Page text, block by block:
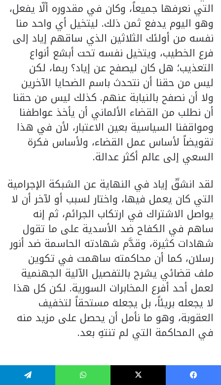
التي نعرفها جميعاً، وكان في مقدوره ألّا يفعل،
وهو اليوم يدفع ثمن ذلك. ليتخيل أي واحد منا
نفسه من أولئك الثلاثين الذي ساقهم إياد إلى
فرع الخطيب، ويتخيل نفسه تحت أبشع أنواع
التعذيب؛ هل كان ليصفح عن إياد؟ ربما، لكن
ليس من حقنا أن نتحدث باسم الضحايا الآخرين
ولا أن نصفح بالنيابة عنهم. كذلك ليس من حقنا
أن نطلب من القضاء الألماني أن يأخذ عواطفنا
ومواقفنا السياسية بعين الاعتبار، لأن في هذا
تقويضاً لأساس عمل القضاء، ولأساس فكرة
السعي إلى عالم أكثر عدالة.
لقد انشقّ إياد في النهاية عن الشبكة الإجرامية
التي كان يعمل فيها، واختار لسبب أو لآخر أن لا
يواصل الاشتراك في ارتكاب الجرائم، ثم إنه
ساهم في الكفاح ضد الأسدية على ما تقول
شهادات كثيرة، وقدَّم شهادته الحاسمة ضد أنور
رسلان، كما أن محاكمته ساهمت في تكوين
ملف قضائي يشرح بالتفصيل الآلية الجهنمية
لعمل أحد أفرع المخابرات السورية. لكن كل هذا
لا يجعله بريئاً، بل يجعله مستحقاً لتخفيف
العقوبة، وهو ما نأمل أن يحصل على مزيد منه
في المحاكمة التي لم تنتهِ بعد.